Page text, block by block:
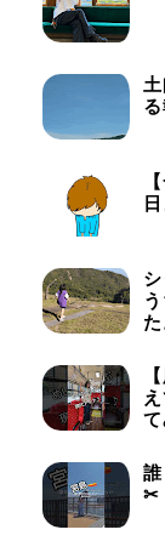
る
た
✂